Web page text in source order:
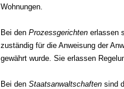
Wohnungen.
Bei den Prozessgerichten erlassen
zuständig für die Anweisung der
gewährt wurde. Sie erlassen
Bei den Staatsanwaltschaften sind